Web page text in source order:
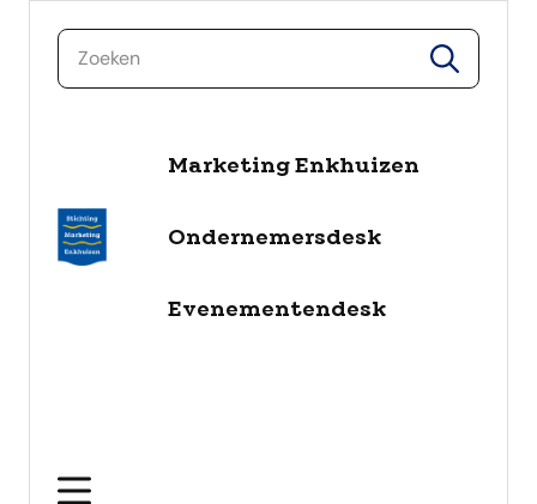
Marketing Enkhuizen
Ondernemersdesk
Evenementendesk
zoeken
zoeken